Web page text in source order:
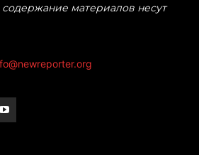
содержание материалов несут